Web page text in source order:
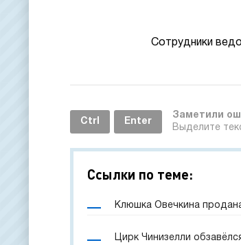
Сотрудники
Ctrl Enter
Заметили ош
Выделите
Ссылки по теме:
Клюшка Овечкина
Цирк Чинизелли